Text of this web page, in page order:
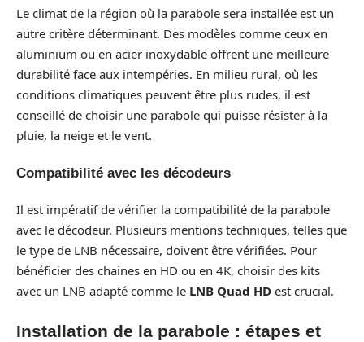
Le climat de la région où la parabole sera installée est un
autre critère déterminant. Des modèles comme ceux en
aluminium ou en acier inoxydable offrent une meilleure
durabilité face aux intempéries. En milieu rural, où les
conditions climatiques peuvent être plus rudes, il est
conseillé de choisir une parabole qui puisse résister à la
pluie, la neige et le vent.
Compatibilité avec les décodeurs
Il est impératif de vérifier la compatibilité de la parabole
avec le décodeur. Plusieurs mentions techniques, telles que
le type de LNB nécessaire, doivent être vérifiées. Pour
bénéficier des chaines en HD ou en 4K, choisir des kits
avec un LNB adapté comme le LNB Quad HD est crucial.
Installation de la parabole : étapes et